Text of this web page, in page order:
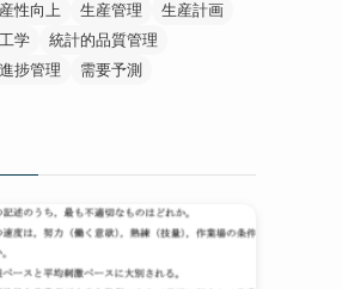
性向上 生産管理
生産計画
学
統計的品質管理
進捗管理 需要予測